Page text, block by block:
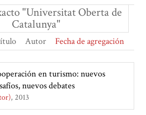
"Universitat Oberta de
Catalunya"
Autor Fecha de agregación
en turismo: nuevos
nuevos debates
2013